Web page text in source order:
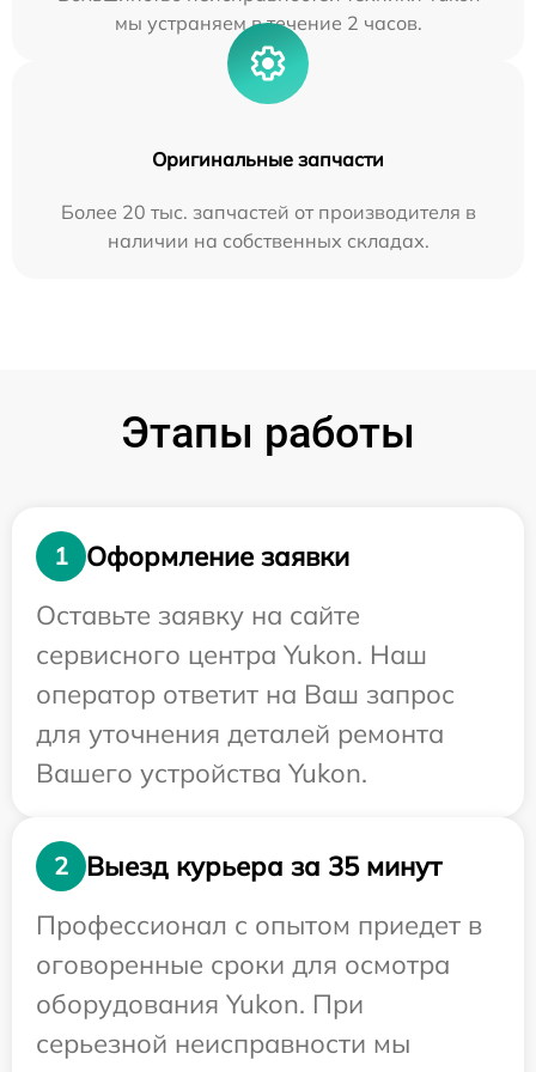
мы устраняем в течение 2 часов.
Оригинальные запчасти
Более 20 тыс. запчастей от производителя в
наличии на собственных складах.
Этапы работы
1
Оформление заявки
Оставьте заявку на сайте
сервисного центра Yukon. Наш
оператор ответит на Ваш запрос
для уточнения деталей ремонта
Вашего устройства Yukon.
2
Выезд курьера за 35 минут
Профессионал с опытом приедет в
оговоренные сроки для осмотра
оборудования Yukon. При
серьезной неисправности мы